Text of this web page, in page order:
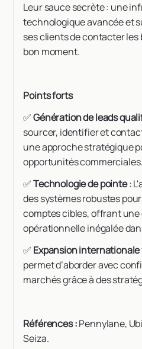
Leur sauce secrète : une
technologique avancée et
ses clients de contacter les
bon moment.
Points forts
✅Génération de leads
sourcer, identifier et
une approche stratégique
opportunités commerciales.
✅Technologie de pointe:
des systèmes robustes
comptes cibles, offrant
opérationnelle inégalée
✅ Expansion
permet d’aborder avec
marchés grâce à des
Références :Pennylane,
Seiza.